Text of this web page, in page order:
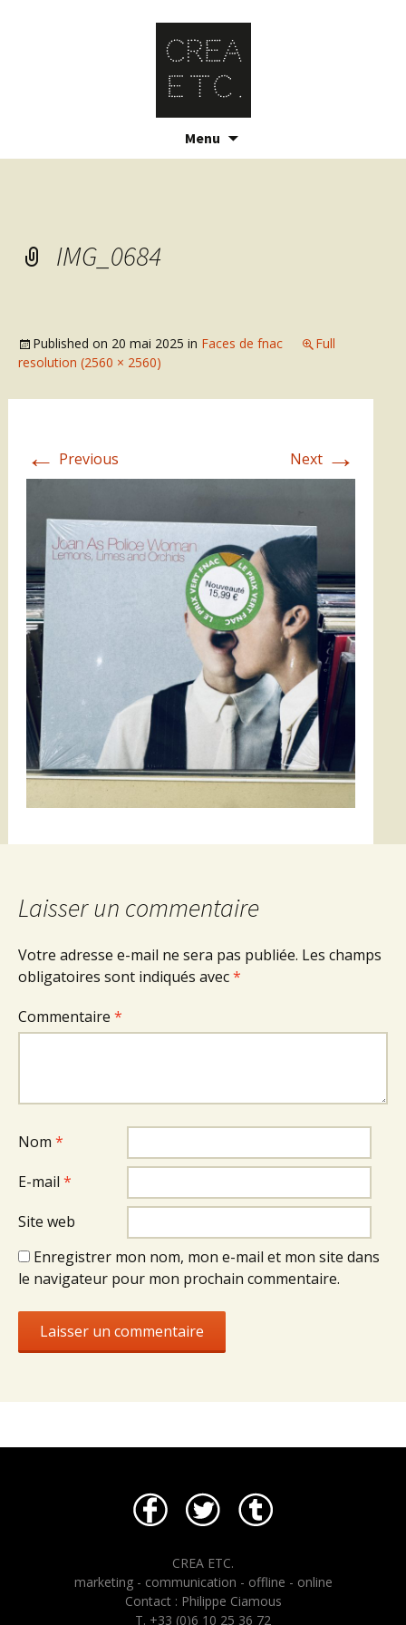
Menu
IMG_0684
Published on 20 mai 2025 in Faces de fnac
Full
resolution (2560 × 2560)
← Previous Next →
Laisser un commentaire
Votre adresse e-mail ne sera pas publiée. Les champs
obligatoires sont indiqués avec*
Commentaire *
Nom *
E-mail *
Site web
Enregistrer mon nom, mon e-mail et mon site dans
le navigateur pour mon prochain commentaire.
CREA ETC.
marketing - communication - offline - online
Contact : Philippe Ciamous
T. +33 (0)6 10 25 36 72